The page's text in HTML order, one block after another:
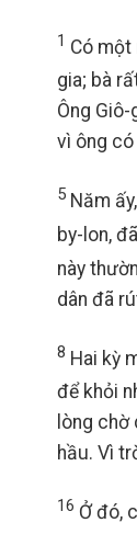
1 Có một
gia; bà
Ông
vì ông
5 Năm
by-lon,
này
dân đã
8 Hai kỳ
để khỏi
lòng
hầu. Vì
16 Ở đó,